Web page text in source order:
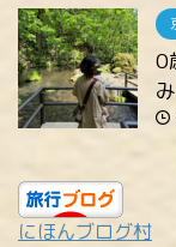
0
にほんブログ村